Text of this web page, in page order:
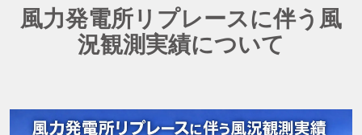
風力発電所リプレースに伴う風
況観測実績について